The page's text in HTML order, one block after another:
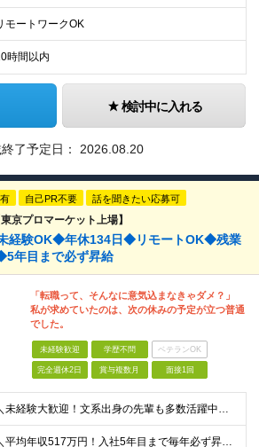
モートワークOK
時間以内
検討中に入れる
了予定日： 2026.08.20
自己PR不要 話を聞きたい応募可
京プロマーケット上場】
経験OK◆年休134日◆リモートOK◆残業
年目まで必ず昇給
「転職って、そんなに意気込まなきゃダメ？」
私が求めていたのは、次の休みの予定が立つ普通
でした。
未経験歓迎 学歴不問 ベテランOK
完全週休2日 賞与複数月 面接1回
＼未経験大歓迎！文系出身の先輩も多数活躍中／ ◆PCスキルに自信のない方も歓迎 ◆完全未経験OK ◆社会人デビューもOK ◆学歴不問 ＊*こんなアナタにオススメです*＊ ◇事務職に興味があるが、給与
＼平均年収517万円！入社5年目まで毎年必ず昇給／ ■賞与年3回 ■年収800万円以上も可 ■入社3年以上の平均年収469.2万円 月給23万2000円以上＋賞与年3回＋各種手当 ☆入社5年目まで最